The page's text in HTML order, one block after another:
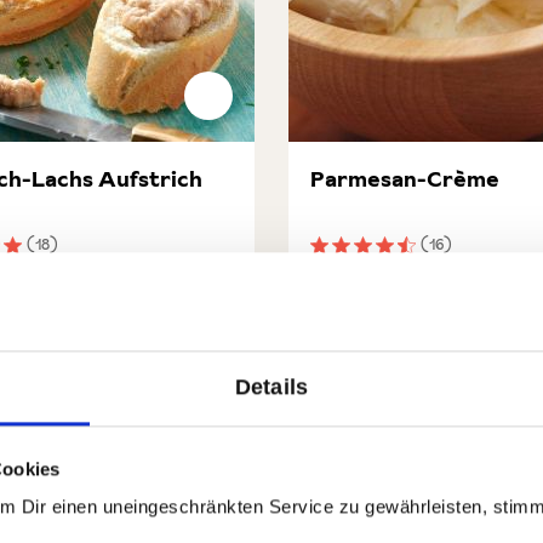
Details
Dir einen uneingeschränkten Service zu gewährleisten,
(18)
Lachs Aufstrich
In den Warenkorb
Durchschnittliche
(16)
Parmesan-Crème
In den